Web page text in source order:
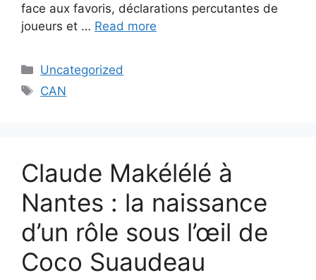
face aux favoris, déclarations percutantes de
joueurs et … Read more
Categories
Uncategorized
Tags
CAN
Claude Makélélé à
Nantes : la naissance
d’un rôle sous l’œil de
Coco Suaudeau